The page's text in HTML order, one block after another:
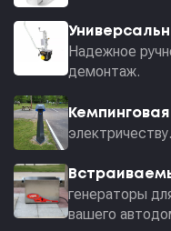
Надежное
демонтаж.
генераторы
вашего